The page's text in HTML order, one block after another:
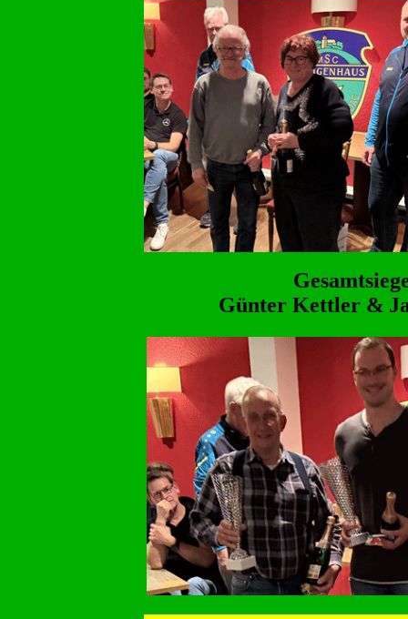
Günter Kettler &